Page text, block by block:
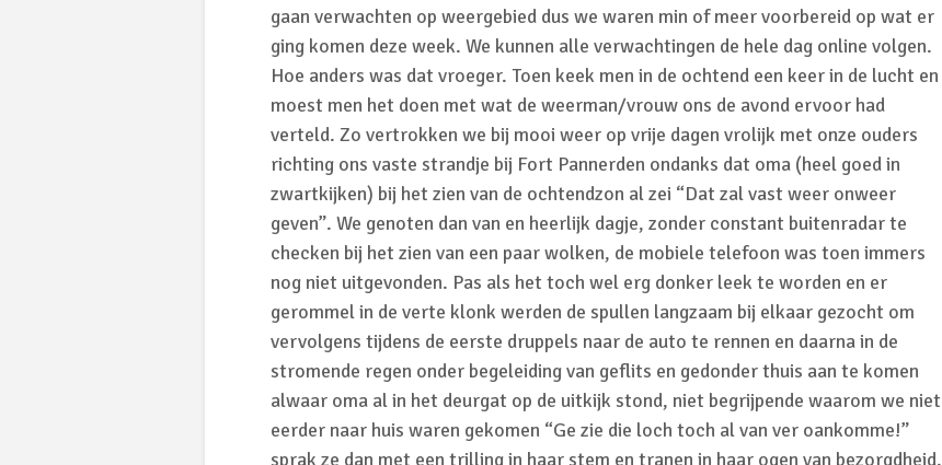
gaan verwachten op weergebied dus we waren min of meer voorbereid op wat er
ging komen deze week. We kunnen alle verwachtingen de hele dag online volgen.
Hoe anders was dat vroeger. Toen keek men in de ochtend een keer in de lucht en
moest men het doen met wat de weerman/vrouw ons de avond ervoor had
verteld. Zo vertrokken we bij mooi weer op vrije dagen vrolijk met onze ouders
richting ons vaste strandje bij Fort Pannerden ondanks dat oma (heel goed in
zwartkijken) bij het zien van de ochtendzon al zei “Dat zal vast weer onweer
geven”. We genoten dan van en heerlijk dagje, zonder constant buitenradar te
checken bij het zien van een paar wolken, de mobiele telefoon was toen immers
nog niet uitgevonden. Pas als het toch wel erg donker leek te worden en er
gerommel in de verte klonk werden de spullen langzaam bij elkaar gezocht om
vervolgens tijdens de eerste druppels naar de auto te rennen en daarna in de
stromende regen onder begeleiding van geflits en gedonder thuis aan te komen
alwaar oma al in het deurgat op de uitkijk stond, niet begrijpende waarom we niet
eerder naar huis waren gekomen “Ge zie die loch toch al van ver oankomme!”
sprak ze dan met een trilling in haar stem en tranen in haar ogen van bezorgdheid.